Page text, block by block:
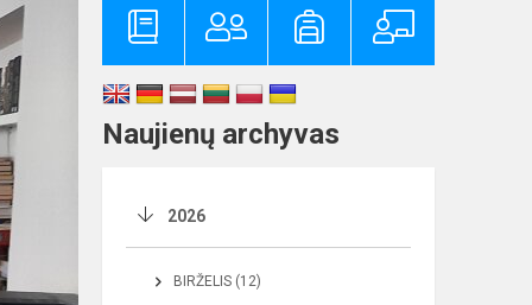
Naujienų archyvas
2026
BIRŽELIS (12)